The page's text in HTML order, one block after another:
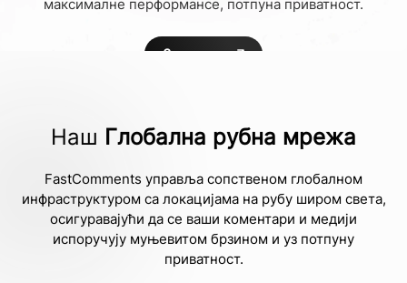
максималне перформансе, потпуна приватност.
Започните
Наш Глобална рубна мрежа
FastComments управља сопственом глобалном
инфраструктуром са локацијама на рубу широм света,
осигуравајући да се ваши коментари и медији
испоручују муњевитом брзином и уз потпуну
приватност.